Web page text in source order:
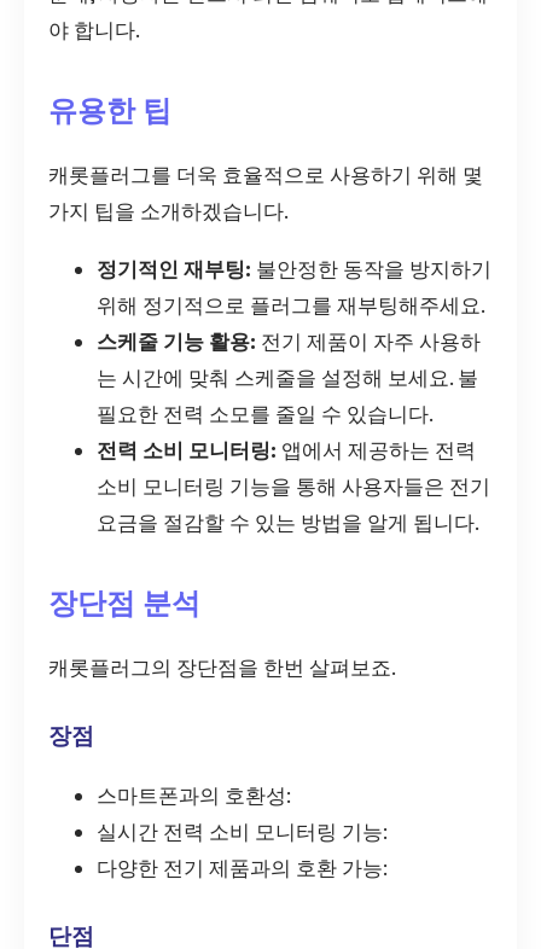
야 합니다.
유용한 팁
캐롯플러그를 더욱 효율적으로 사용하기 위해 몇
가지 팁을 소개하겠습니다.
정기적인 재부팅: 불안정한 동작을 방지하기
위해 정기적으로 플러그를 재부팅해주세요.
스케줄 기능 활용: 전기 제품이 자주 사용하
는 시간에 맞춰 스케줄을 설정해 보세요. 불
필요한 전력 소모를 줄일 수 있습니다.
전력 소비 모니터링: 앱에서 제공하는 전력
소비 모니터링 기능을 통해 사용자들은 전기
요금을 절감할 수 있는 방법을 알게 됩니다.
장단점 분석
캐롯플러그의 장단점을 한번 살펴보죠.
장점
스마트폰과의 호환성:
실시간 전력 소비 모니터링 기능:
다양한 전기 제품과의 호환 가능:
단점